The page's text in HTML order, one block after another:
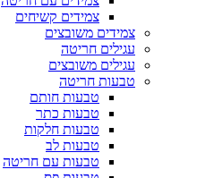
צמידים קשיחים
צמידים משובצים
עגילים חריטה
עגילים משובצים
טבעות חריטה
טבעות חותם
טבעות כתר
טבעות חלקות
טבעות לב
טבעות עם חריטה